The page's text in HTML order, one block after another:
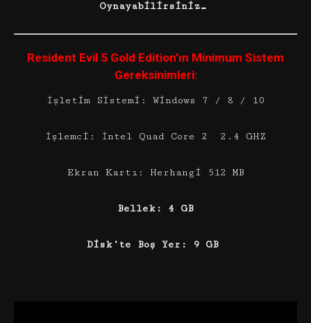
Oynayabilirsiniz…
Resident Evil 5 Gold Edition’ın Minimum Sistem
Gereksinimleri:
İşletim Sistemi: Windows 7 / 8 / 10
İşlemci: İntel Quad Core 2 2.4 GHZ
Ekran Kartı: Herhangi 512 MB
Bellek: 4 GB
Disk’te Boş Yer: 9 GB